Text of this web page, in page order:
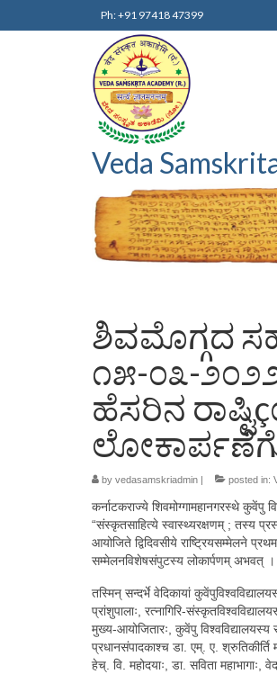
Ph: +91 97418 47399
Veda
ಶಿವಮೊಗ್ಗದ
೧೫-೦೩-೨೦೨೨
ಹೆಸರಿನ
by vedasamskriadmin | posted in:
कर्नाटकराज्ये शिवमोग्गामहानगरस्थे कुवेंपु
“संस्कृतसाहित्ये स्वास्थ्यरक्षणम् ; तस्य
आयोजिते द्विदिवसीये राष्ट्रियसम्मेलने
सम्मेलनविशेषसंपुटस्य लोकार्पणम् अभवत् ।
तस्मिन् सन्दर्भे वेदिकायां
प्रांशुपालाः, रत्नागिरि-
मुख्य-आयोजितारः, कुवेंपु
प्रधानसंपादकाश्च डा. एम्. ए. श्रुतिकीर्ति
हेच्. वि. महोदयाः, डा. सविता